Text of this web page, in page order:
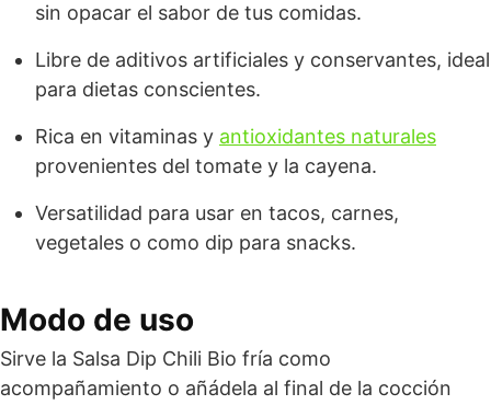
sin opacar el sabor de tus comidas.
Libre de aditivos artificiales y conservantes, ideal
para dietas conscientes.
Rica en vitaminas y antioxidantes naturales
provenientes del tomate y la cayena.
Versatilidad para usar en tacos, carnes,
vegetales o como dip para snacks.
Modo de uso
Sirve la Salsa Dip Chili Bio fría como
acompañamiento o añádela al final de la cocción